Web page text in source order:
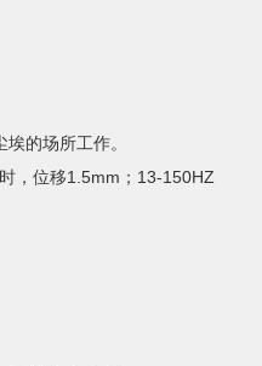
的场所工作。
，位移1.5mm；13-150HZ